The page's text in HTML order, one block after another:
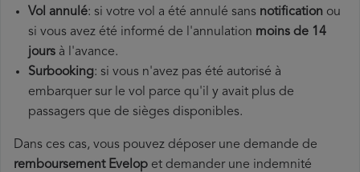
Vol annulé: si votre vol a été annulé sans notification ou
si vous avez été informé de l'annulation moins de 14
jours à l'avance.
Surbooking: si vous n'avez pas été autorisé à
embarquer sur le vol parce qu'il y avait plus de
passagers que de sièges disponibles.
Dans ces cas, vous pouvez déposer une demande de
remboursement Evelop et demander une indemnité